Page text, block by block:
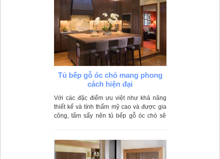
Tủ bếp gỗ óc chó mang phong
cách hiện đại
Với các đặc điểm ưu việt như khả năng
thiết kế và tính thẩm mỹ cao và được gia
công, tẩm sấy nên tủ bếp gỗ óc chó sẽ